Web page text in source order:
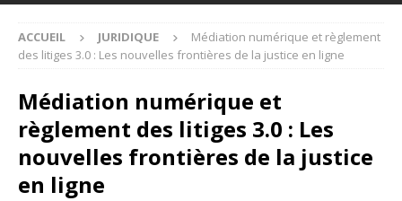
ACCUEIL JURIDIQUE
Médiation numérique et règlement
des litiges 3.0 : Les nouvelles frontières de la justice en ligne
Médiation numérique et
règlement des litiges 3.0 : Les
nouvelles frontières de la justice
en ligne